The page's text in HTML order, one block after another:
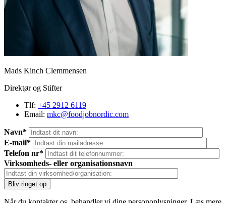
Mads Kinch Clemmensen
Direktør og Stifter
Tlf: +45 2912 6119
Email: mkc@foodjobnordic.com
Navn*
E-mail*
Telefon nr*
Virksomheds- eller organisationsnavn